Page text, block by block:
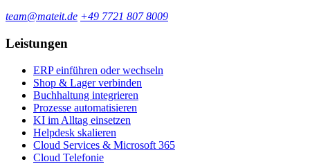
team@mateit.de +49 7721 807 8009
Leistungen
ERP einführen oder wechseln
Shop & Lager verbinden
Buchhaltung integrieren
Prozesse automatisieren
KI im Alltag einsetzen
Helpdesk skalieren
Cloud Services & Microsoft 365
Cloud Telefonie